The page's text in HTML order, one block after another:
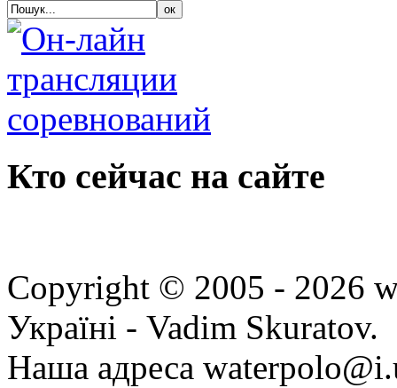
Кто сейчас на сайте
Copyright © 2005 - 2026
Україні - Vadim Skuratov.
Наша адреса